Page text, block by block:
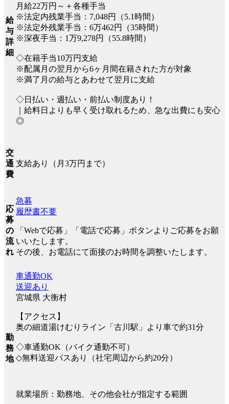
給
与
詳
細
月給22万円～＋各種手当
※法定内残業手当：7,048円（5.1時間）
※法定外残業手当：6万462円（35時間）
※深夜手当：1万9,278円（55.8時間）
◇在籍手当10万円支給
※配属月の翌月から6ヶ月間在籍された方が対象
※満了月の給与とあわせて翌月に支給
◇日払い・週払い・前払い制度あり！
｜給料日よりも早く受け取れるため、急な出費にも安心
◎
交
通
費
支給あり（月3万円まで）
応
募
の
流
れ
急募
履歴書不要
「Webで応募」「電話で応募」ボタンよりご応募をお願
いいたします。
その後、お電話にて面接のお時間を調整いたします。
勤
務
地
車通勤OK
送迎あり
宮城県 大衡村
【アクセス】
奥の細道湯けむりライン「古川駅」より車で約31分
◇車通勤OK（バイク通勤不可）
◇無料送迎バスあり（社宅周辺から約20分）
就業場所：勤務地、その他会社が指定する範囲